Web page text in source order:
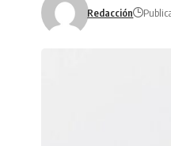
Redacción